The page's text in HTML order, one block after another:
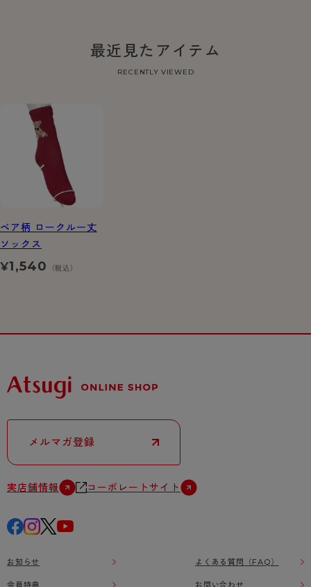
最近見たアイテム
RECENTLY VIEWED
ベア柄 ロークルー丈
ソックス
¥1,540 （税込）
メルマガ登録
実店舗情報 コーポレートサイト
お知らせ
会員特典
よくある質問（FAQ）
お問い合わせ